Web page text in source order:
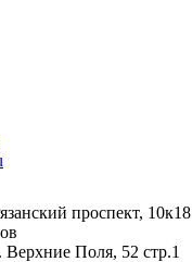
проспект, 10к18
Поля, 52 стр.1